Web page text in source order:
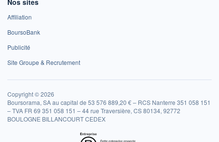
Affiliation
BoursoBank
Publicité
Site Groupe & Recrutement
Copyright © 2026
Boursorama, SA au capital de 53 576 889,20 € – RCS Nanterre 351 058 151
– TVA FR 69 351 058 151 – 44 rue Traversière, CS 80134, 92772
BOULOGNE BILLANCOURT CEDEX